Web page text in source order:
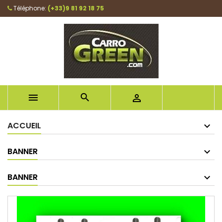
Téléphone: (+33)9 81 92 18 75
  
ACCUEIL
BANNER
BANNER